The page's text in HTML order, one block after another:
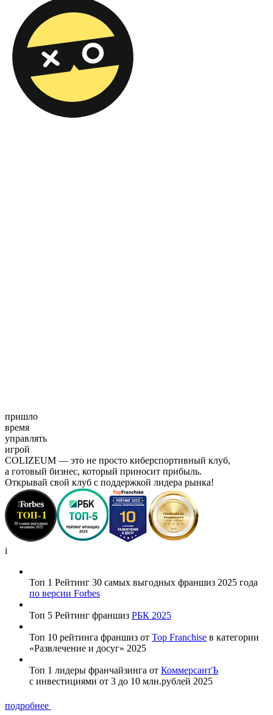
пришло
время
управлять
игрой
COLIZEUM — это не просто киберспортивный клуб,
а готовый бизнес, который приносит прибыль.
Открывай свой клуб с поддержкой лидера рынка!
i
Топ 1 Рейтинг 30 самых выгодных франшиз 2025 года
по версии Forbes
Топ 5 Рейтинг франшиз РБК 2025
Топ 10 рейтинга франшиз от Top Franchise в категории
«Развлечение и досуг» 2025
Топ 1 лидеры франчайзинга от КоммерсантЪ
с инвестициями от 3 до 10 млн.рублей 2025
подробнее